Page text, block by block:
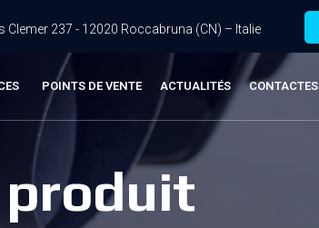
Clemer 237 - 12020 Roccabruna (CN) – Italie
POINTS DE VENTE ACTUALITÉS CONTACTES
produit